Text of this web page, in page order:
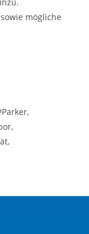
mögliche